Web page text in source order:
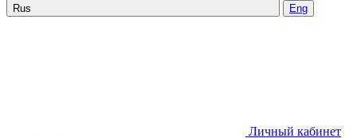
Rus Eng
Личный кабинет